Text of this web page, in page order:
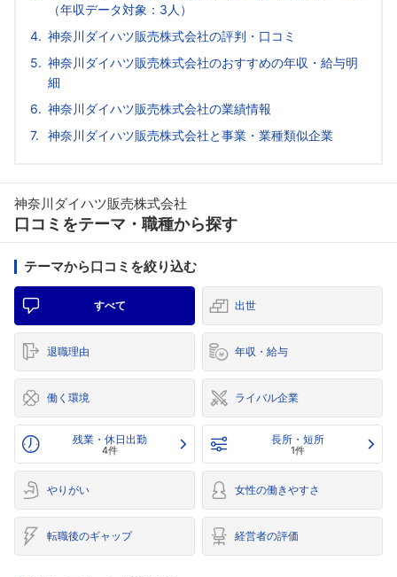
（年収データ対象：3人）
神奈川ダイハツ販売株式会社の評判・口コミ
神奈川ダイハツ販売株式会社のおすすめの年収・給与明
細
神奈川ダイハツ販売株式会社の業績情報
神奈川ダイハツ販売株式会社と事業・業種類似企業
神奈川ダイハツ販売株式会社
口コミをテーマ・職種から探す
テーマから口コミを絞り込む
すべて 出世
退職理由 年収・給与
働く環境 ライバル企業
残業・休日出勤
4件
長所・短所
1件
やりがい 女性の働きやすさ
転職後のギャップ 経営者の評価